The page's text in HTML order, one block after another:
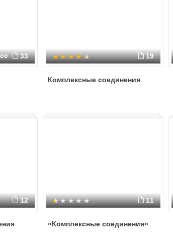
33 19
Комплексные соединения
12 11
«Комплексные соединения»